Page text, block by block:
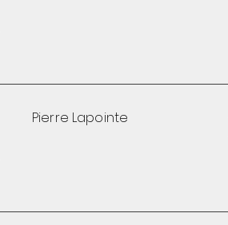
Pierre Lapointe